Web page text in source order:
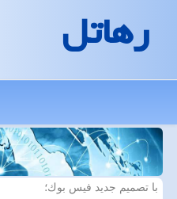
رهاتل
با تصمیم جدید فیس بوك؛